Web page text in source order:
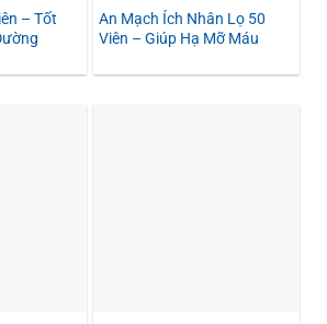
– Tốt
An Mạch Ích Nhân Lọ 50
Viên – Giúp Hạ Mỡ Máu